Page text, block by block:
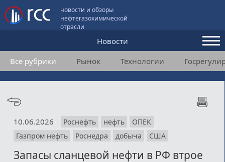
новости и обзоры
нефтегазохимической
отрасли
Новости
Аналитика и мнения
Конференции
Подписка
Все рубрики Рынок Технологии
10.06.2026 Роснефть нефть
ОПЕК
Газпром нефть
Роснедра добыча США
Запасы сланцевой нефти в РФ втрое